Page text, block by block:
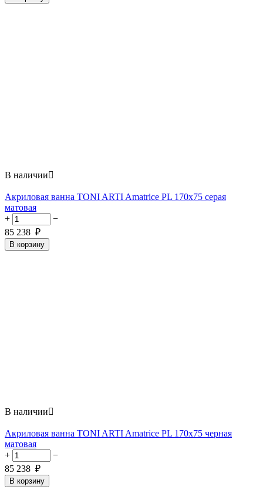
В наличии
Акриловая ванна TONI ARTI Amatrice PL 170x75 серая
матовая
+
−
85 238 ₽
В корзину
В наличии
Акриловая ванна TONI ARTI Amatrice PL 170x75 черная
матовая
+
−
85 238 ₽
В корзину